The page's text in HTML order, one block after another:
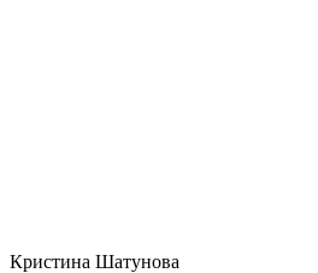
Кристина Шатунова